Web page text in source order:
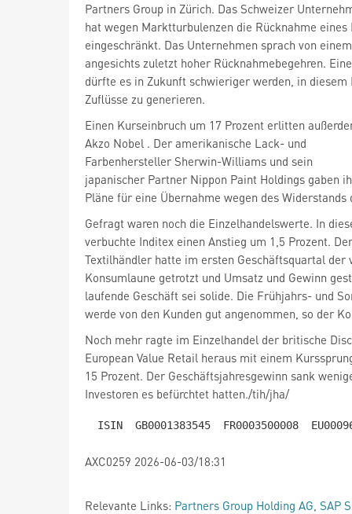
Partners Group in Zürich. Das Schweizer
hat wegen Marktturbulenzen die Rücknahme
eingeschränkt. Das Unternehmen sprach von
angesichts zuletzt hoher Rücknahmebegehren.
dürfte es in Zukunft schwieriger werden, in diesem
Zuflüsse zu generieren.
Einen Kurseinbruch um 17 Prozent erlitten
Akzo Nobel . Der amerikanische Lack- und
Farbenhersteller Sherwin-Williams und sein
japanischer Partner Nippon Paint Holdings gaben
Pläne für eine Übernahme wegen des
Gefragt waren noch die Einzelhandelswerte. In
verbuchte Inditex einen Anstieg um 1,5 Prozent. Der
Textilhändler hatte im ersten Geschäftsquartal der
Konsumlaune getrotzt und Umsatz und Gewinn
laufende Geschäft sei solide. Die Frühjahrs- und
werde von den Kunden gut angenommen, so der
Noch mehr ragte im Einzelhandel der britische
European Value Retail heraus mit einem
15 Prozent. Der Geschäftsjahresgewinn sank
Investoren es befürchtet hatten./tih/jha/
AXC0259 2026-06-03/18:31
Relevante Links: Partners Group Holding AG, SAP